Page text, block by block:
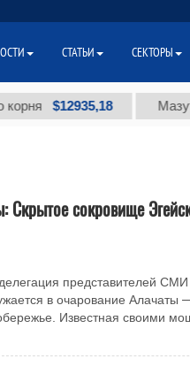
$12935,18 Мазут
Скрытое сокровище
представителей СМИ
в очарование Алачаты
Известная своими
СТАТЬИ СЕКТОРЫ